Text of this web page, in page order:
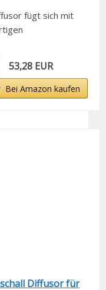
fügt sich mit
53,28 EUR
Bei Amazon kaufen
Diffusor für